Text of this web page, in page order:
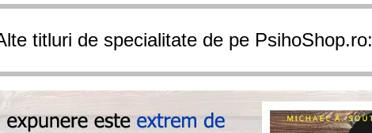
titluri de specialitate de pe PsihoShop.ro: